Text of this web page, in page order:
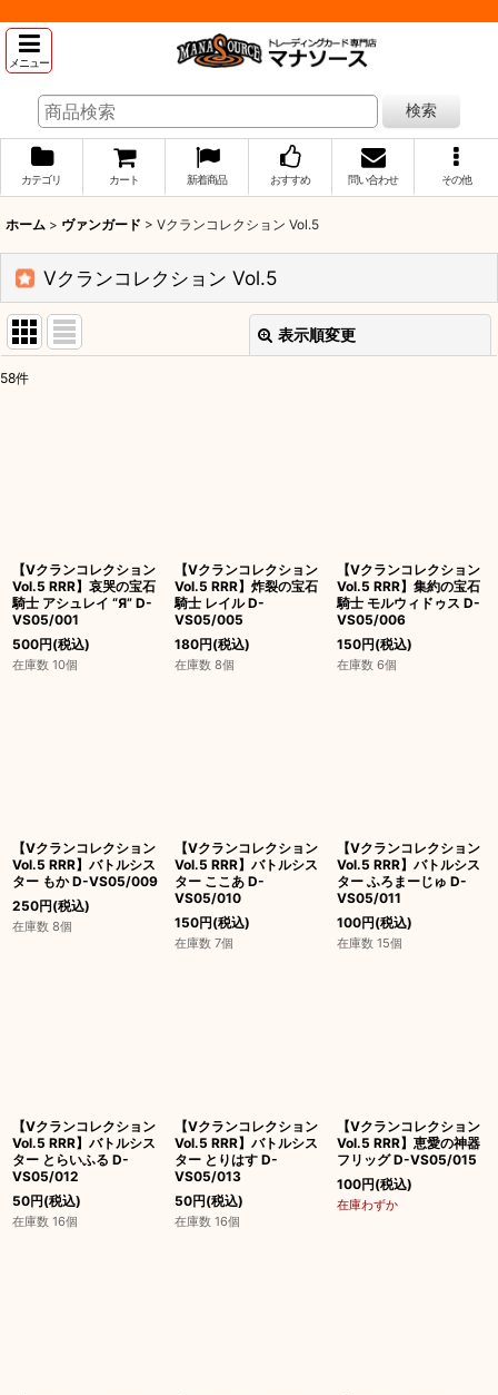
メニュー
検索
カテゴリ カート 新着商品 おすすめ 問い合わせ その他
ホーム > ヴァンガード > Vクランコレクション Vol.5
Vクランコレクション Vol.5
表示順変更
58件
【Vクランコレクション
Vol.5 RRR】哀哭の宝石
騎士 アシュレイ “Я” D-
VS05/001
500円(税込)
在庫数 10個
【Vクランコレクション
Vol.5 RRR】炸裂の宝石
騎士 レイル D-
VS05/005
180円(税込)
在庫数 8個
【Vクランコレクション
Vol.5 RRR】集約の宝石
騎士 モルウィドゥス D-
VS05/006
150円(税込)
在庫数 6個
【Vクランコレクション
Vol.5 RRR】バトルシス
ター もか D-VS05/009
250円(税込)
在庫数 8個
【Vクランコレクション
Vol.5 RRR】バトルシス
ター ここあ D-
VS05/010
150円(税込)
在庫数 7個
【Vクランコレクション
Vol.5 RRR】バトルシス
ター ふろまーじゅ D-
VS05/011
100円(税込)
在庫数 15個
【Vクランコレクション
Vol.5 RRR】バトルシス
ター とらいふる D-
VS05/012
50円(税込)
在庫数 16個
【Vクランコレクション
Vol.5 RRR】バトルシス
ター とりはす D-
VS05/013
50円(税込)
在庫数 16個
【Vクランコレクション
Vol.5 RRR】恵愛の神器
フリッグ D-VS05/015
100円(税込)
在庫わずか